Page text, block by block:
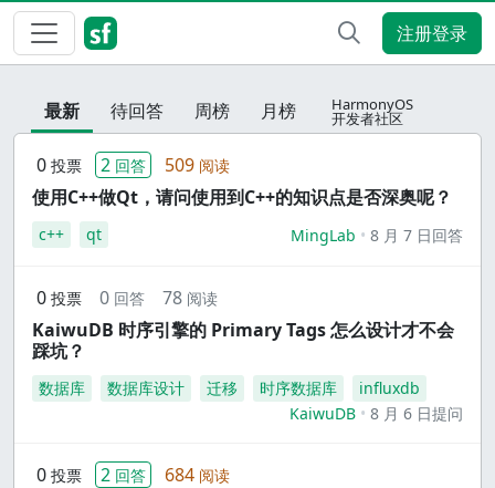
注册登录
最新 待回答 周榜 月榜 HarmonyOS
开发者社区
0 投票 2 回答 509 阅读
使用C++做Qt，请问使用到C++的知识点是否深奥呢？
c++ qt MingLab 8 月 7 日回答
0 投票 0 回答 78 阅读
KaiwuDB 时序引擎的 Primary Tags 怎么设计才不会
踩坑？
数据库 数据库设计 迁移 时序数据库
influxdb
KaiwuDB
8 月 6 日提问
0 投票 2 回答 684 阅读